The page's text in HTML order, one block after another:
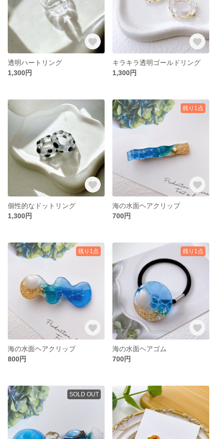
透明ハートリング
1,300円
キラキラ透明ゴールドリング
1,300円
個性的なドットリング
1,300円
残り1点
海の水面ヘアクリップ
700円
残り1点
海の水面ヘアクリップ
800円
残り1点
海の水面ヘアゴム
700円
SOLD OUT